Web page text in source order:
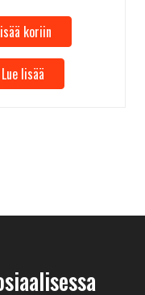
koriin
Lue lisää